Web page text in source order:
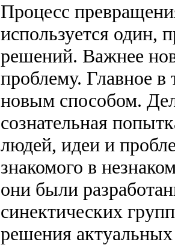
Процесс
используется один,
решений. Важнее
проблему. Главное
новым способом.
сознательная
людей, идеи и
знакомого в
они были
синектических
решения актуальных